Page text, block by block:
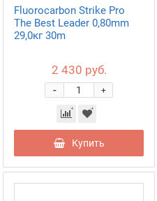
Fluorocarbon Strike Pro
The Best Leader 0,80mm
29,0кг 30m
2 430 руб.
+
-
Купить